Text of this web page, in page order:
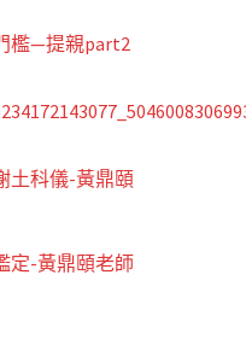
檻—提親part2
土科儀-黃鼎頤
定-黃鼎頤老師